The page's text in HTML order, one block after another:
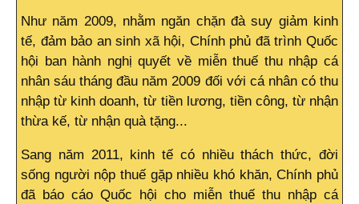
Như năm 2009, nhằm ngăn chặn đà suy giảm kinh
tế, đảm bảo an sinh xã hội, Chính phủ đã trình Quốc
hội ban hành nghị quyết về miễn thuế thu nhập cá
nhân sáu tháng đầu năm 2009 đối với cá nhân có thu
nhập từ kinh doanh, từ tiền lương, tiền công, từ nhận
thừa kế, từ nhận quà tặng...
Sang năm 2011, kinh tế có nhiều thách thức, đời
sống người nộp thuế gặp nhiều khó khăn, Chính phủ
đã báo cáo Quốc hội cho miễn thuế thu nhập cá